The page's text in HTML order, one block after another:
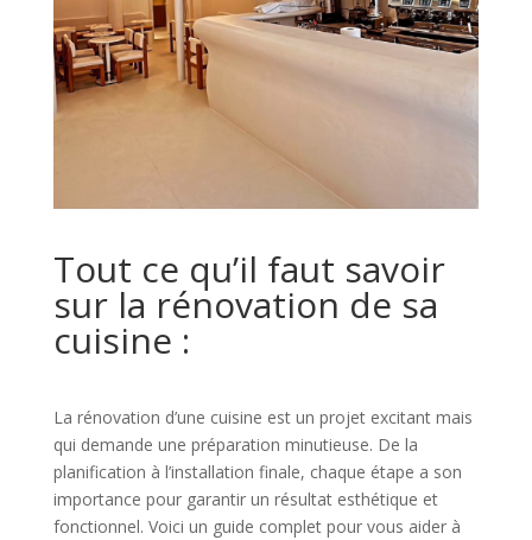
Tout ce qu’il faut savoir
sur la rénovation de sa
cuisine :
La rénovation d’une cuisine est un projet excitant mais
qui demande une préparation minutieuse. De la
planification à l’installation finale, chaque étape a son
importance pour garantir un résultat esthétique et
fonctionnel. Voici un guide complet pour vous aider à